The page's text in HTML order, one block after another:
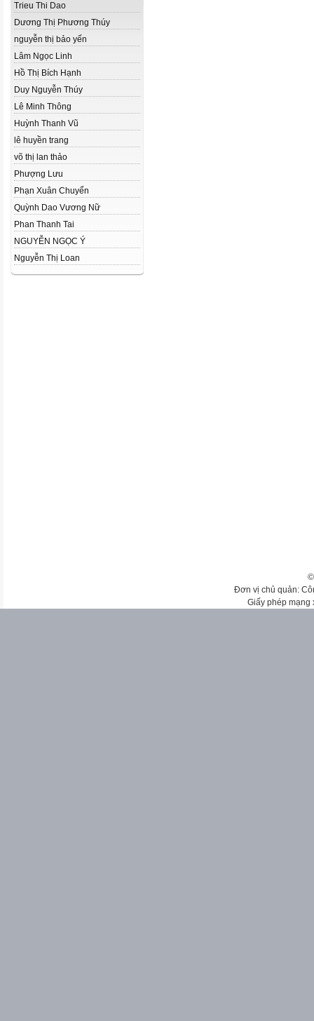
Trieu Thi Dao
Dương Thị Phương Thúy
nguyễn thị bảo yến
Lâm Ngọc Linh
Hồ Thị Bích Hạnh
Duy Nguyễn Thúy
Lê Minh Thông
Huỳnh Thanh Vũ
lê huyền trang
võ thị lan thảo
Phượng Lưu
Phạn Xuân Chuyển
Quỳnh Dao Vương Nữ
Phan Thanh Tai
NGUYỄN NGỌC Ý
Nguyễn Thị Loan
Đơn vị chủ quản:
Giấy phép mạng